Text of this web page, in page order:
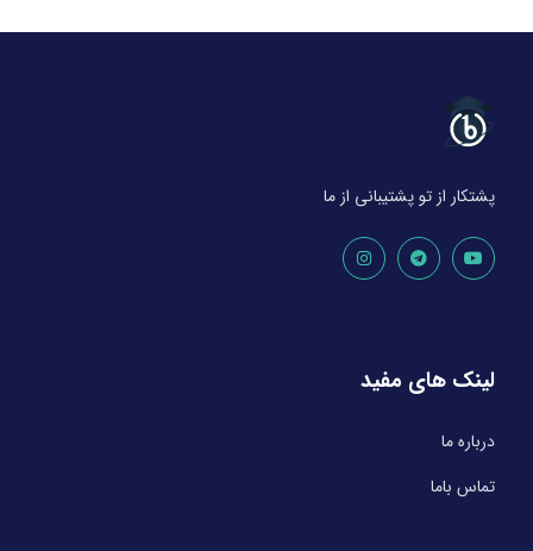
پشتکار از تو پشتیبانی از ما
لینک های مفید
درباره ما
تماس باما